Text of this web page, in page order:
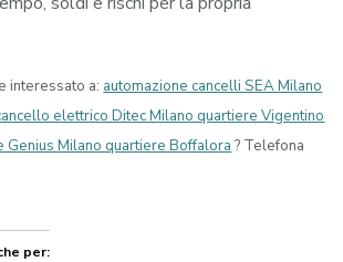
interessato a: automazione cancelli SEA Milano
elettrico Ditec Milano quartiere Vigentino
Milano quartiere Boffalora ? Telefona
per: